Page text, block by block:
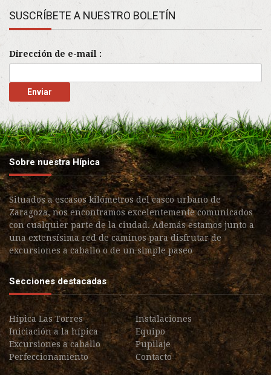
SUSCRÍBETE A NUESTRO BOLETÍN
Dirección de e-mail :
Sobre nuestra Hípica
Situados a escasos kilómetros del casco urbano de
Zaragoza, nos encontramos excelentemente comunicados
con cualquier parte de la ciudad. Además estamos junto a
una extensísima red de caminos para disfrutar de
excursiones a caballo o de un simple paseo
Secciones destacadas
Hípica Las Torres
Instalaciones
Iniciación a la hípica
Equipo
Excursiones a caballo
Pupilaje
Perfeccionamiento
Contacto